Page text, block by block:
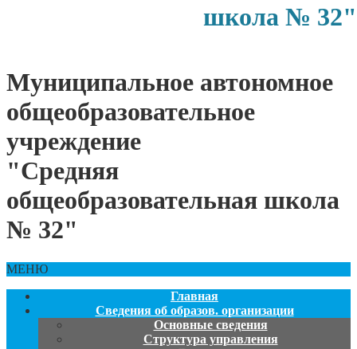
школа № 32"
Муниципальное автономное
общеобразовательное
учреждение
"Средняя
общеобразовательная школа
№ 32"
МЕНЮ
Главная
Сведения об образов. организации
Основные сведения
Структура управления